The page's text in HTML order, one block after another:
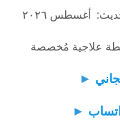
علاجية مُخصصة
►
►